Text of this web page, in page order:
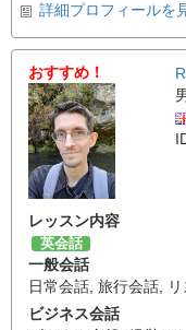
詳細プロフィールを
おすすめ！
レッスン内容
英会話
一般会話
日常会話, 旅行会話,
ビジネス会話